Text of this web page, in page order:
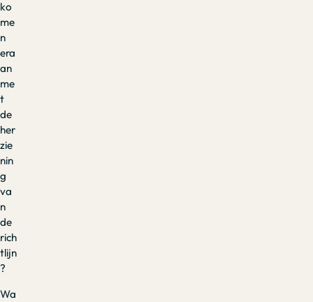
ko
me
n
era
an
me
t
de
her
zie
nin
g
va
n
de
rich
tlijn
?
Wa